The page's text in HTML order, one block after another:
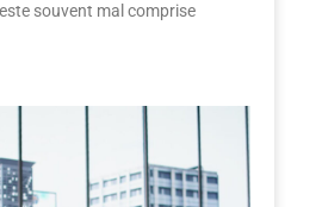
souvent mal comprise